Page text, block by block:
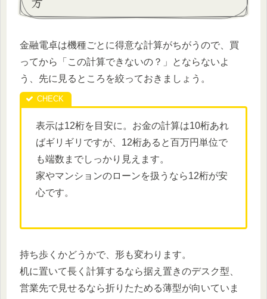
金融電卓は機種ごとに得意な計算がちがうので、買
ってから「この計算できないの？」とならないよ
う、先に見るところを絞っておきましょう。
表示は12桁を目安に。お金の計算は10桁あれ
ばギリギリですが、12桁あると百万円単位で
も端数までしっかり見えます。
家やマンションのローンを扱うなら12桁が安
心です。
持ち歩くかどうかで、形も変わります。
机に置いて長く計算するなら据え置きのデスク型、
営業先で見せるなら折りたためる薄型が向いていま